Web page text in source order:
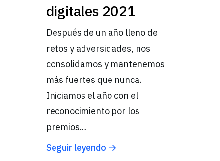
digitales 2021
Después de un año lleno de
retos y adversidades, nos
consolidamos y mantenemos
más fuertes que nunca.
Iniciamos el año con el
reconocimiento por los
premios…
Seguir leyendo